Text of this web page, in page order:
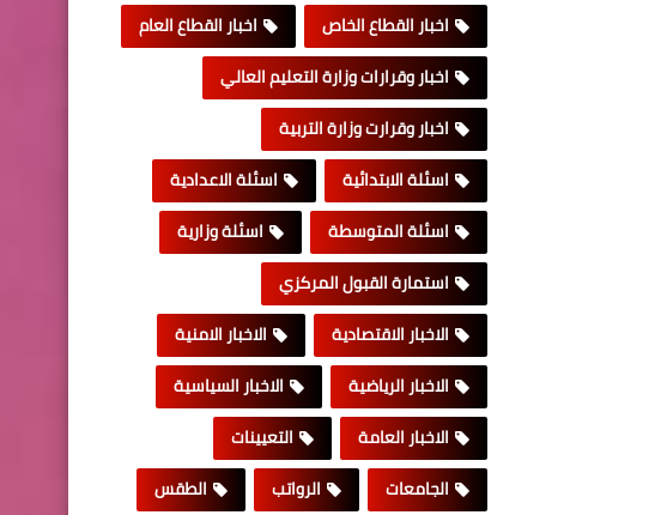
اخبار القطاع الخاص
اخبار القطاع العام
اخبار وقرارات وزارة التعليم العالي
اخبار وقرارت وزارة التربية
اسئلة الابتدائية
اسئلة الاعدادية
اسئلة المتوسطة
اسئلة وزارية
استمارة القبول المركزي
الاخبار الاقتصادية
الاخبار الامنية
الاخبار الرياضية
الاخبار السياسية
الاخبار العامة
التعيينات
الجامعات
الرواتب الطقس